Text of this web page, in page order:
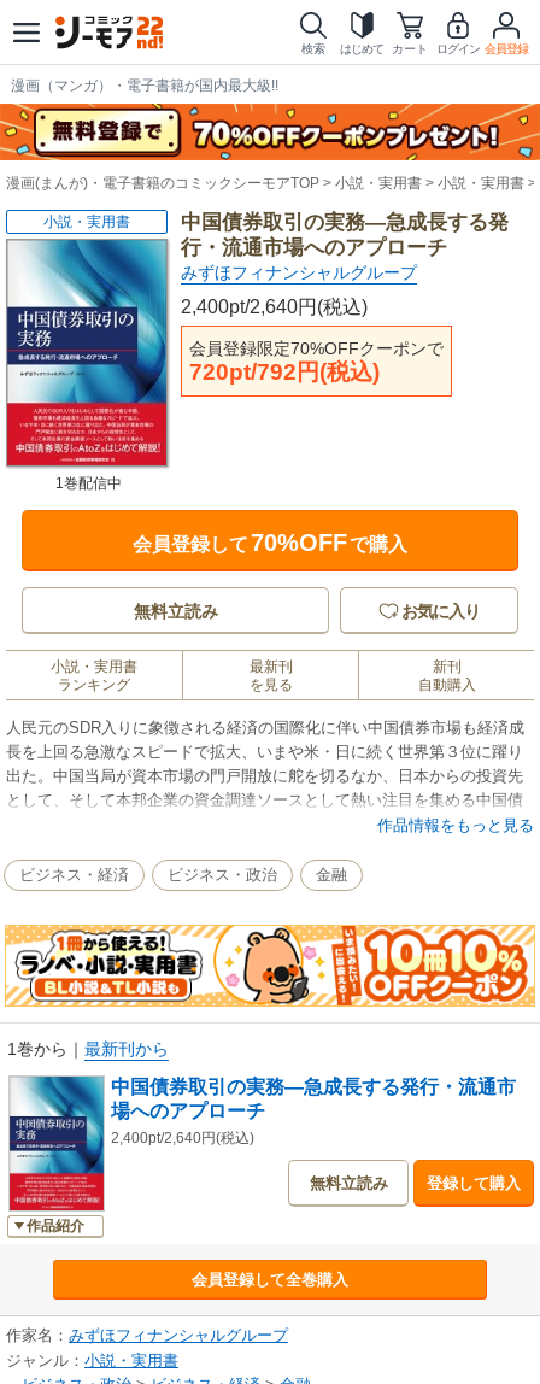
検索 はじめて カート ログイン 会員登録
漫画（マンガ）・電子書籍が国内最大級!!
漫画(まんが)・電子書籍のコミックシーモアTOP 小説・実用書 小説・実用書
中国債券取引の実務―急成長する発
行・流通市場へのアプローチ
みずほフィナンシャルグループ
2,400pt/2,640円(税込)
会員登録限定70%OFFクーポンで
720pt/792円(税込)
小説・実用書
1巻配信中
会員登録して70%OFFで購入
無料立読み お気に入り
小説・実用書
ランキング
最新刊
を見る
新刊
自動購入
人民元のSDR入りに象徴される経済の国際化に伴い中国債券市場も経済成
長を上回る急激なスピードで拡大、いまや米・日に続く世界第３位に躍り
出た。中国当局が資本市場の門戸開放に舵を切るなか、日本からの投資先
として、そして本邦企業の資金調達ソースとして熱い注目を集める中国債
券取引のAtoZを、みずほフィナンシャルグループの日中の実務家チームが
作品情報をもっと見る
ビジネス・経済 ビジネス・政治 金融
1巻から ｜ 最新刊から
作品紹介
中国債券取引の実務―急成長する発行・流通市
場へのアプローチ
2,400pt/2,640円(税込)
無料立読み 登録して購入
会員登録して全巻購入
作家名： みずほフィナンシャルグループ
ジャンル： 小説・実用書